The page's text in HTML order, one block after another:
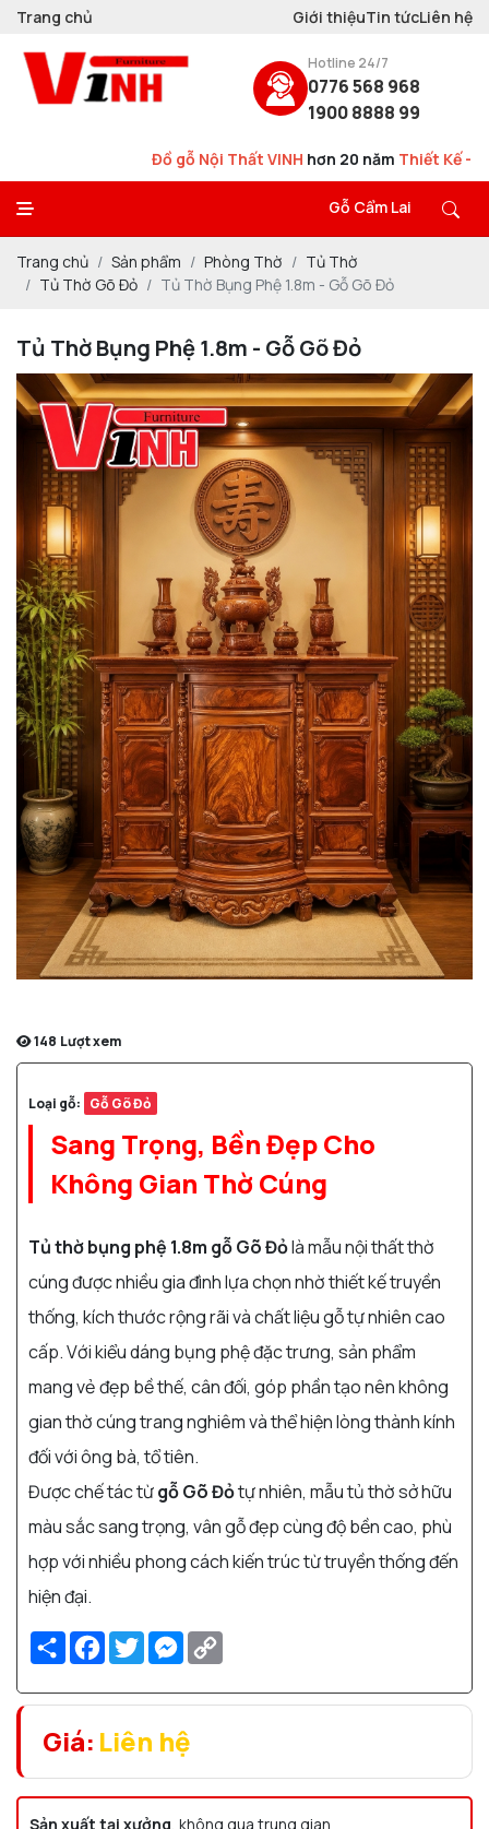
Trang chủ Giới thiệuTin tứcLiên hệ
Hotline 24/7
0776 568 968
1900 8888 99
Đồ gỗ Nội Thất VINH hơn 20 nămThiết Kế - Thi Công - Sản
Gỗ Cẩm Lai
Trang chủ Sản phẩm Phòng Thờ
Tủ Thờ
Tủ Thờ Gõ Đỏ
Tủ Thờ Bụng Phệ 1.8m - Gỗ Gõ Đỏ
Tủ Thờ Bụng Phệ 1.8m - Gỗ Gõ Đỏ
148 Lượt xem
Loại gỗ: Gỗ Gõ Đỏ
Sang Trọng, Bền Đẹp Cho
Không Gian Thờ Cúng
Tủ thờ bụng phệ 1.8m gỗ Gõ Đỏlà mẫu nội thất thờ
cúng được nhiều gia đình lựa chọn nhờ thiết kế truyền
thống, kích thước rộng rãi và chất liệu gỗ tự nhiên cao
cấp. Với kiểu dáng bụng phệ đặc trưng, sản phẩm
mang vẻ đẹp bề thế, cân đối, góp phần tạo nên không
gian thờ cúng trang nghiêm và thể hiện lòng thành kính
đối với ông bà, tổ tiên.
Được chế tác từgỗ Gõ Đỏtự nhiên, mẫu tủ thờ sở hữu
màu sắc sang trọng, vân gỗ đẹp cùng độ bền cao, phù
hợp với nhiều phong cách kiến trúc từ truyền thống đến
hiện đại.
Share Facebook
TwitterMessenger
Giá: Liên hệ
Sản xuất tại xưởng, không qua trung gian